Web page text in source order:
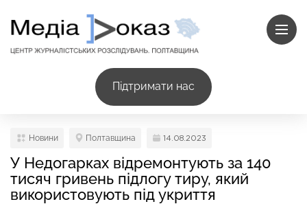
Підтримати нас
Новини Полтавщина 14.08.2023
У Недогарках відремонтують за 140
тисяч гривень підлогу тиру, який
використовують під укриття